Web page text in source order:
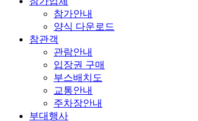
참가안내
양식 다운로드
참관객
관람안내
입장권 구매
부스배치도
교통안내
주차장안내
부대행사